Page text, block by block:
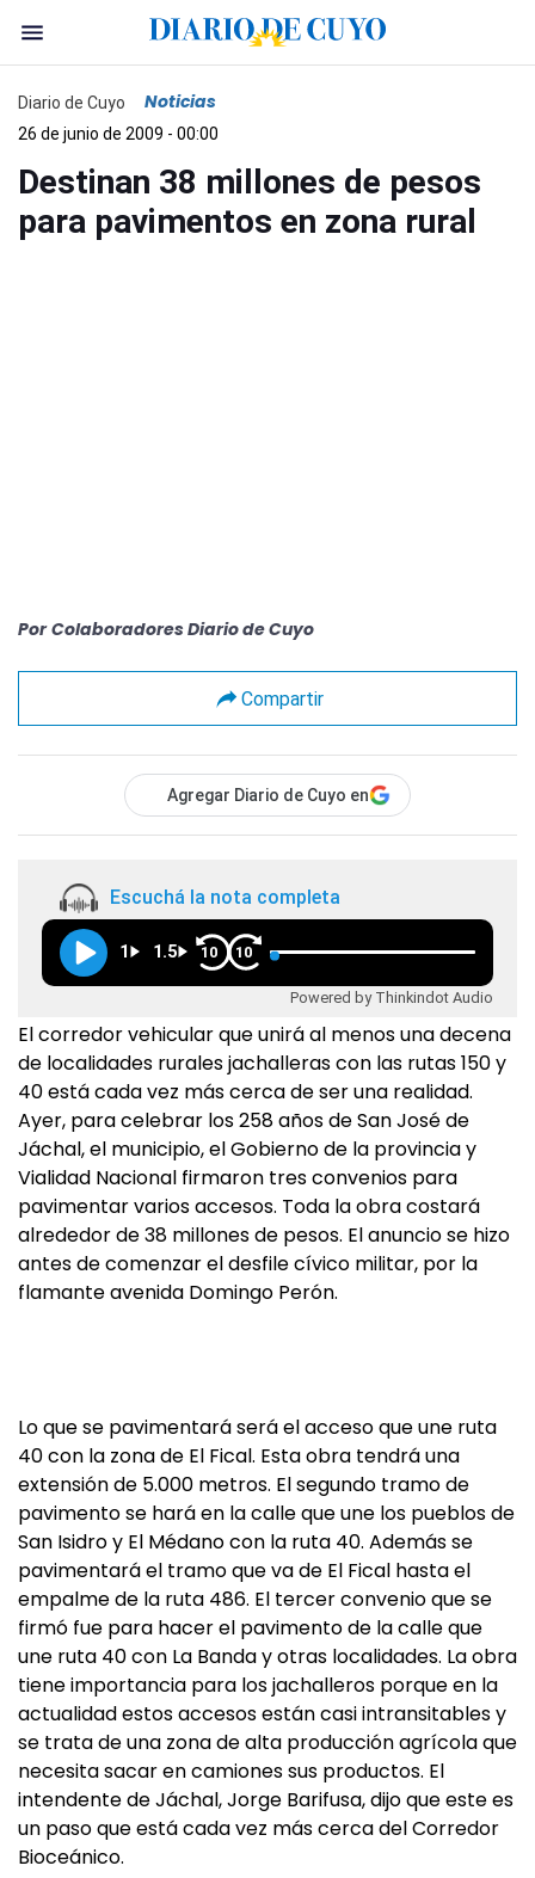
Diario de Cuyo Noticias
26 de junio de 2009 - 00:00
Destinan 38 millones de pesos
para pavimentos en zona rural
Por Colaboradores Diario de Cuyo
Compartir
Agregar Diario de Cuyo en
Escuchá la nota completa
1 1.5 10 10
Powered by Thinkindot Audio
El corredor vehicular que unirá al menos una decena
de localidades rurales jachalleras con las rutas 150 y
40 está cada vez más cerca de ser una realidad.
Ayer, para celebrar los 258 años de San José de
Jáchal, el municipio, el Gobierno de la provincia y
Vialidad Nacional firmaron tres convenios para
pavimentar varios accesos. Toda la obra costará
alrededor de 38 millones de pesos. El anuncio se hizo
antes de comenzar el desfile cívico militar, por la
flamante avenida Domingo Perón.
Lo que se pavimentará será el acceso que une ruta
40 con la zona de El Fical. Esta obra tendrá una
extensión de 5.000 metros. El segundo tramo de
pavimento se hará en la calle que une los pueblos de
San Isidro y El Médano con la ruta 40. Además se
pavimentará el tramo que va de El Fical hasta el
empalme de la ruta 486. El tercer convenio que se
firmó fue para hacer el pavimento de la calle que
une ruta 40 con La Banda y otras localidades. La obra
tiene importancia para los jachalleros porque en la
actualidad estos accesos están casi intransitables y
se trata de una zona de alta producción agrícola que
necesita sacar en camiones sus productos. El
intendente de Jáchal, Jorge Barifusa, dijo que este es
un paso que está cada vez más cerca del Corredor
Bioceánico.